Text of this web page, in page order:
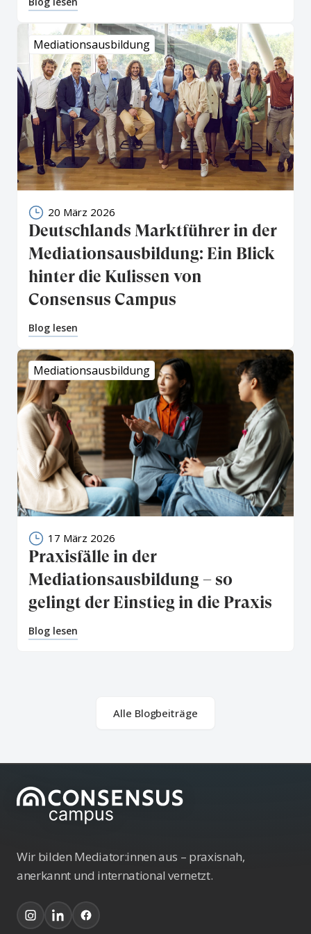
Mediationsausbildung
20 März 2026
Deutschlands Marktführer in der
Mediationsausbildung: Ein Blick
hinter die Kulissen von
Consensus Campus
Blog lesen
Mediationsausbildung
17 März 2026
Praxisfälle in der
Mediationsausbildung – so
gelingt der Einstieg in die Praxis
Blog lesen
Alle Blogbeiträge
Wir bilden Mediator:innen aus – praxisnah,
anerkannt und international vernetzt.